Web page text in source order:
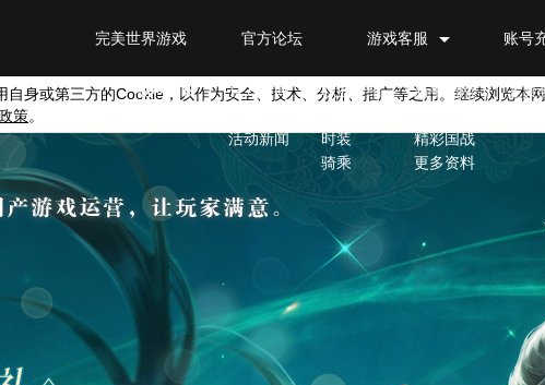
账号
游戏客服
官方论坛
完美世界游戏
自身或第三方的Cookie ，以作为安全、技术、分析、推广等之用。继续浏览本
策。
福利特权
官方新闻
活动新闻
职业介绍
时装
骑乘
新手指南
精彩国战
更多资料
完美